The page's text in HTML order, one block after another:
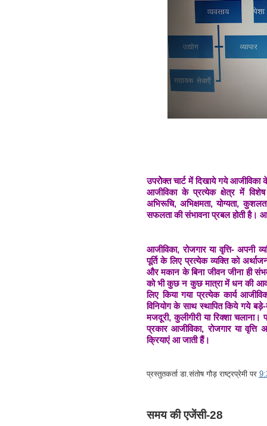
उपरोेक्त चार्ट में दिखाये गये आजीविका
आजीविका के प्रत्येक क्षेत्र में
अभिरूचि, अभिक्षमता, योग्यता,
सफलता की संभावना प्रबल होती है।
आजीविका, रोजगार या वृत्ति- अपनी
पूर्ति के लिए प्रत्येक व्यक्ति को
और मकान के बिना जीवन जीना ही
को भी कुछ न कुछ मात्रा में धन की
लिए किया गया प्रत्येक कार्य
विनियोग के साथ स्थापित किये गये
मजदूरी, कुलीगीरी या रिक्शा
प्रकार आजीविका, रोजगार या
क्रियाएं आ जाती हैं।
प्रस्तुतकर्ताडा.संतोष गौड़ राष्ट्रप्रेमी पर
समय की एजेंसी-28